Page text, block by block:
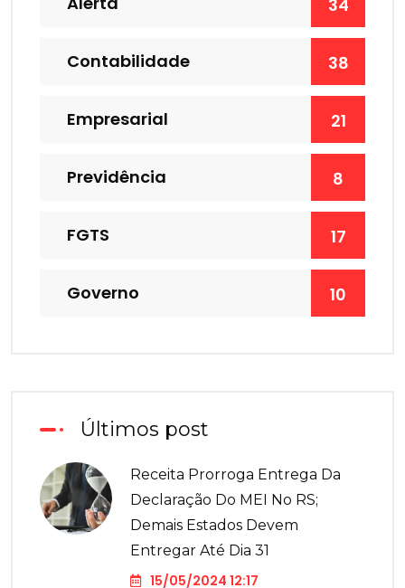
34
Contabilidade 38
Empresarial 21
Previdência 8
FGTS 17
Governo 10
Últimos post
Receita Prorroga Entrega Da
Declaração Do MEI No RS;
Demais Estados Devem
Entregar Até Dia 31
15/05/2024 12:17